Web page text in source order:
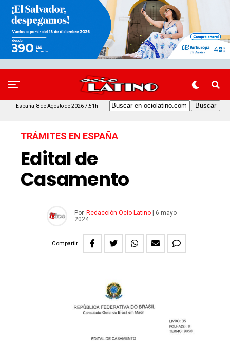
España, 8 de Agosto de 2026 7:51h
TRÁMITES EN ESPAÑA
Edital de
Casamento
Por Redacción Ocio Latino
6 mayo
2024
Compartir